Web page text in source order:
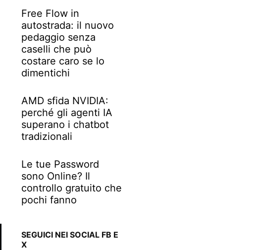
Free Flow in
autostrada: il nuovo
pedaggio senza
caselli che può
costare caro se lo
dimentichi
AMD sfida NVIDIA:
perché gli agenti IA
superano i chatbot
tradizionali
Le tue Password
sono Online? Il
controllo gratuito che
pochi fanno
SEGUICI NEI SOCIAL FB E
X